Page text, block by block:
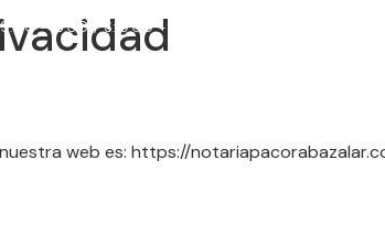
- 18:00 / S: 9:00 - 12:30
web es: https://